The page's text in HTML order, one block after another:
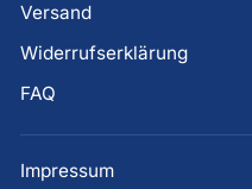
Versand
Widerrufserklärung
FAQ
Impressum